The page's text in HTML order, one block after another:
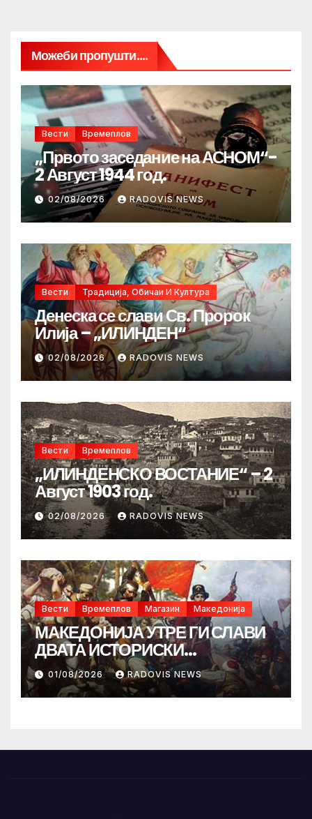
Можеби пропушти....
Вести Времеплов
„Првото заседание на АСНОМ“-
2 Август 1944 год.
02/08/2026 RADOVIS NEWS
Вести Традиција, Обичаи И Култура
Денеска се слави Св. Пророк
Илија – „ИЛИНДЕН“
02/08/2026 RADOVIS NEWS
Вести Времеплов
„ИЛИНДЕНСКО ВОСТАНИЕ“ – 2
Август 1903 год.
02/08/2026 RADOVIS NEWS
Вести Времеплов Магазин Македонија
МАКЕДОНИЈА УТРЕ ГИ СЛАВИ
ДВАТА ИСТОРИСКИ
ИЛИНДЕНА!
01/08/2026 RADOVIS NEWS